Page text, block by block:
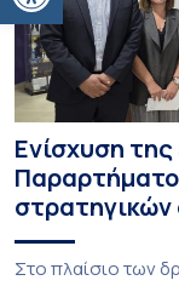
Ενίσχυση
Στο πλαίσιο των